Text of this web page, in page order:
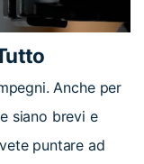
Anche per
siano brevi e
puntare ad